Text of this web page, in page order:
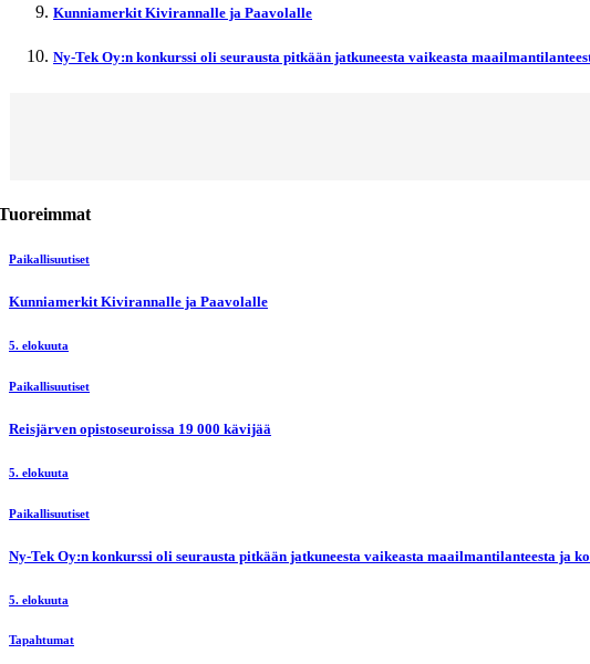
Kunniamerkit Kivirannalle ja Paavolalle
Ny-Tek Oy:n konkurssi oli seurausta pitkään jatkuneesta vaikeasta
Paikallisuutiset
Kunniamerkit Kivirannalle ja Paavolalle
5. elokuuta
Paikallisuutiset
Reisjärven opistoseuroissa 19 000 kävijää
5. elokuuta
Paikallisuutiset
Ny-Tek Oy:n konkurssi oli seurausta pitkään jatkuneesta vaikeasta maailmantilanteesta ja
5. elokuuta
Tapahtumat